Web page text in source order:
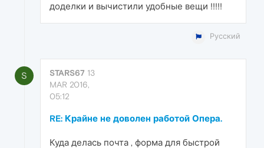
доделки и вычистили удобные вещи !!!!!
Русский
S STARS67 13
MAR 2016,
05:12
RE: Крайне не доволен работой Опера.
Куда делась почта , форма для быстрой